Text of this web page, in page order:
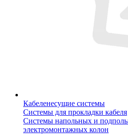
Кабеленесущие системы
Системы для прокладки кабеля
Системы напольных и
электромонтажных колон